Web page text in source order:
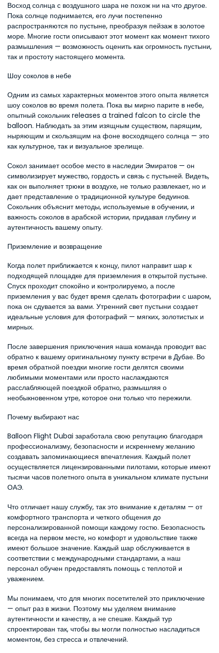
Восход солнца с воздушного шара не похож ни на что другое.
Пока солнце поднимается, его лучи постепенно
распространяются по пустыне, преобразуя пейзаж в золотое
море. Многие гости описывают этот момент как момент тихого
размышления — возможность оценить как огромность пустыни,
так и простоту настоящего момента.
Шоу соколов в небе
Одним из самых характерных моментов этого опыта является
шоу соколов во время полета. Пока вы мирно парите в небе,
опытный сокольник releases a trained falcon to circle the
balloon. Наблюдать за этим изящным существом, парящим,
ныряющим и скользящим на фоне восходящего солнца — это
как культурное, так и визуальное зрелище.
Сокол занимает особое место в наследии Эмиратов — он
символизирует мужество, гордость и связь с пустыней. Видеть,
как он выполняет трюки в воздухе, не только развлекает, но и
дает представление о традиционной культуре бедуинов.
Сокольник объяснит методы, используемые в обучении, и
важность соколов в арабской истории, придавая глубину и
аутентичность вашему опыту.
Приземление и возвращение
Когда полет приближается к концу, пилот направит шар к
подходящей площадке для приземления в открытой пустыне.
Спуск проходит спокойно и контролируемо, а после
приземления у вас будет время сделать фотографии с шаром,
пока он сдувается за вами. Утренний свет пустыни создает
идеальные условия для фотографий — мягких, золотистых и
мирных.
После завершения приключения наша команда проводит вас
обратно к вашему оригинальному пункту встречи в Дубае. Во
время обратной поездки многие гости делятся своими
любимыми моментами или просто наслаждаются
расслабляющей поездкой обратно, размышляя о
необыкновенном утре, которое они только что пережили.
Почему выбирают нас
Balloon Flight Dubai заработала свою репутацию благодаря
профессионализму, безопасности и искреннему желанию
создавать запоминающиеся впечатления. Каждый полет
осуществляется лицензированными пилотами, которые имеют
тысячи часов полетного опыта в уникальном климате пустыни
ОАЭ.
Что отличает нашу службу, так это внимание к деталям — от
комфортного транспорта и четкого общения до
персонализированной помощи каждому гостю. Безопасность
всегда на первом месте, но комфорт и удовольствие также
имеют большое значение. Каждый шар обслуживается в
соответствии с международными стандартами, а наш
персонал обучен предоставлять помощь с теплотой и
уважением.
Мы понимаем, что для многих посетителей это приключение
— опыт раз в жизни. Поэтому мы уделяем внимание
аутентичности и качеству, а не спешке. Каждый тур
спроектирован так, чтобы вы могли полностью насладиться
моментом, без стресса и отвлечений.